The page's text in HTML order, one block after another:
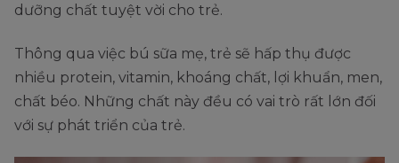
dưỡng chất tuyệt vời cho trẻ.
Thông qua việc bú sữa mẹ, trẻ sẽ hấp thụ được
nhiều protein, vitamin, khoáng chất, lợi khuẩn, men,
chất béo. Những chất này đều có vai trò rất lớn đối
với sự phát triển của trẻ.